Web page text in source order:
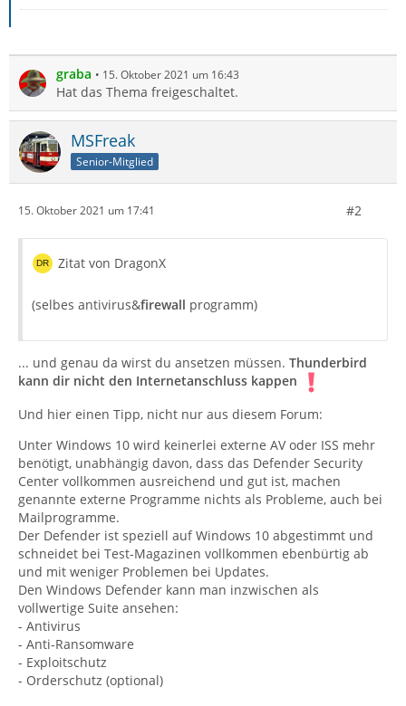
graba 15. Oktober 2021 um 16:43
Hat das Thema freigeschaltet.
MSFreak
Senior-Mitglied
15. Oktober 2021 um 17:41 #2
Zitat von DragonX
(selbes antivirus&firewall programm)
... und genau da wirst du ansetzen müssen. Thunderbird
kann dir nicht den Internetanschluss kappen
Und hier einen Tipp, nicht nur aus diesem Forum:
Unter Windows 10 wird keinerlei externe AV oder ISS mehr
benötigt, unabhängig davon, dass das Defender Security
Center vollkommen ausreichend und gut ist, machen
genannte externe Programme nichts als Probleme, auch bei
Mailprogramme.
Der Defender ist speziell auf Windows 10 abgestimmt und
schneidet bei Test-Magazinen vollkommen ebenbürtig ab
und mit weniger Problemen bei Updates.
Den Windows Defender kann man inzwischen als
vollwertige Suite ansehen:
- Antivirus
- Anti-Ransomware
- Exploitschutz
- Orderschutz (optional)